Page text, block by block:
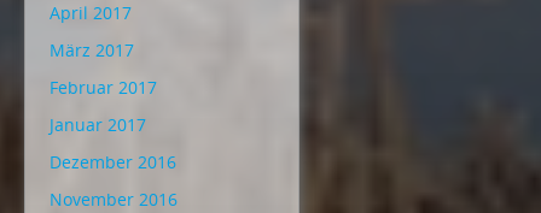
April 2017
März 2017
Februar 2017
Januar 2017
Dezember 2016
November 2016